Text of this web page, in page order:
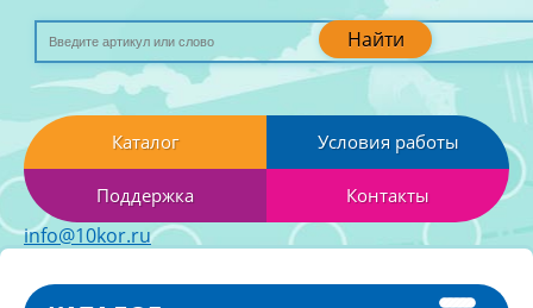
Найти
Каталог Условия работы
Поддержка Контакты
info@10kor.ru